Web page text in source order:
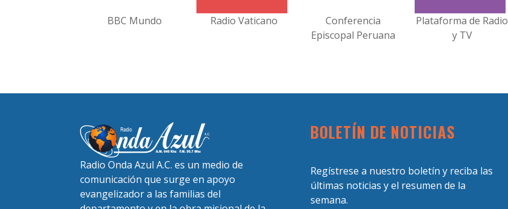
BBC Mundo Radio Vaticano
Conferencia
Episcopal Peruana
Plataforma de Radio
y TV
Radio Onda Azul A.C. es un medio de
comunicación que surge en apoyo
evangelizador a las familias del
BOLETÍN DE NOTICIAS
Regístrese a nuestro boletín y reciba las
últimas noticias y el resumen de la
semana.